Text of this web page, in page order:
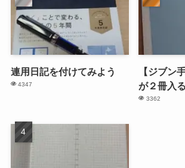
連用日記を付けてみよう
4347
【ジブン
が２冊入
3362